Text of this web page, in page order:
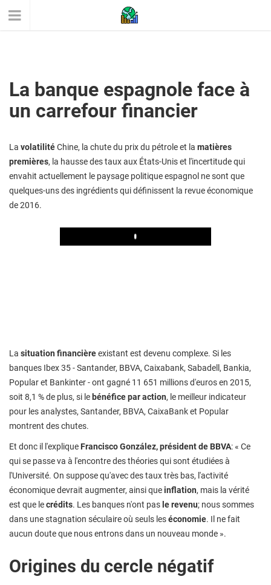
La banque espagnole face à
un carrefour financier
La volatilitéChine, la chute du prix du pétrole et la matières
premières, la hausse des taux aux États-Unis et l'incertitude qui
envahit actuellement le paysage politique espagnol ne sont que
quelques-uns des ingrédients qui définissent la revue économique
de 2016.
Play
La situation financièreexistant est devenu complexe. Si les
banques Ibex 35 - Santander, BBVA, Caixabank, Sabadell, Bankia,
Popular et Bankinter - ont gagné 11 651 millions d'euros en 2015,
soit 8,1 % de plus, si le bénéfice par action, le meilleur indicateur
pour les analystes, Santander, BBVA, CaixaBank et Popular
montrent des chutes.
Et donc il l'explique Francisco González, président de BBVA: « Ce
qui se passe va à l'encontre des théories qui sont étudiées à
l'Université. On suppose qu'avec des taux très bas, l'activité
économique devrait augmenter, ainsi queinflation, mais la vérité
est que lecrédits. Les banques n'ont pas le revenu; nous sommes
dans une stagnation séculaire où seuls leséconomie. Il ne fait
aucun doute que nous entrons dans un nouveau monde ».
Origines du cercle négatif